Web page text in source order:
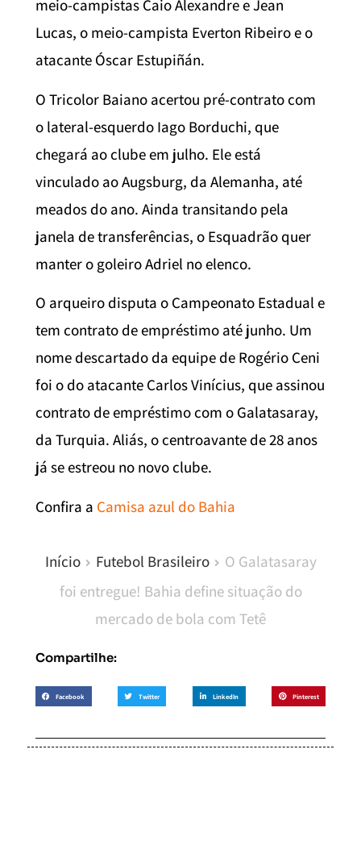
meio-campistas Caio Alexandre e Jean
Lucas, o meio-campista Everton Ribeiro e o
atacante Óscar Estupiñán.
O Tricolor Baiano acertou pré-contrato com
o lateral-esquerdo Iago Borduchi, que
chegará ao clube em julho. Ele está
vinculado ao Augsburg, da Alemanha, até
meados do ano. Ainda transitando pela
janela de transferências, o Esquadrão quer
manter o goleiro Adriel no elenco.
O arqueiro disputa o Campeonato Estadual e
tem contrato de empréstimo até junho. Um
nome descartado da equipe de Rogério Ceni
foi o do atacante Carlos Vinícius, que assinou
contrato de empréstimo com o Galatasaray,
da Turquia. Aliás, o centroavante de 28 anos
já se estreou no novo clube.
Confira a Camisa azul do Bahia
Início Futebol Brasileiro
O Galatasaray
foi entregue! Bahia define situação do
mercado de bola com Tetê
Compartilhe:
Facebook Twitter LinkedIn Pinterest